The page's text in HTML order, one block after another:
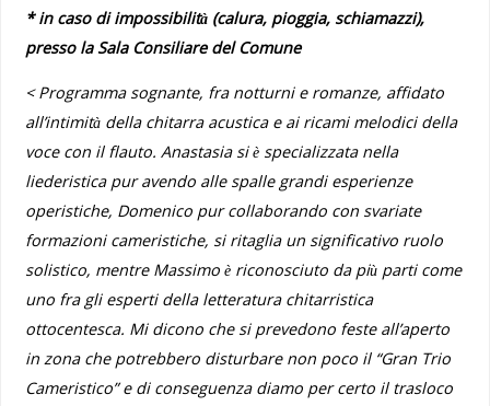
* in caso di impossibilità (calura, pioggia, schiamazzi),
presso la Sala Consiliare del Comune
< Programma sognante, fra notturni e romanze, affidato
all’intimità della chitarra acustica e ai ricami melodici della
voce con il flauto. Anastasia si è specializzata nella
liederistica pur avendo alle spalle grandi esperienze
operistiche, Domenico pur collaborando con svariate
formazioni cameristiche, si ritaglia un significativo ruolo
solistico, mentre Massimo è riconosciuto da più parti come
uno fra gli esperti della letteratura chitarristica
ottocentesca. Mi dicono che si prevedono feste all’aperto
in zona che potrebbero disturbare non poco il “Gran Trio
Cameristico” e di conseguenza diamo per certo il trasloco